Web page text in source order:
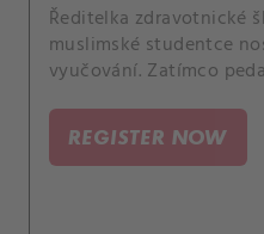
Ředitelka zdravotnické
muslimské studentce
vyučování. Zatímco
spolužačky.
REGISTER NOW